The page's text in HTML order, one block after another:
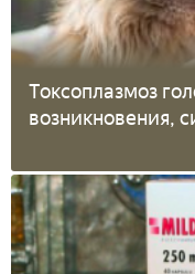
Токсоплазмоз
возникновения,